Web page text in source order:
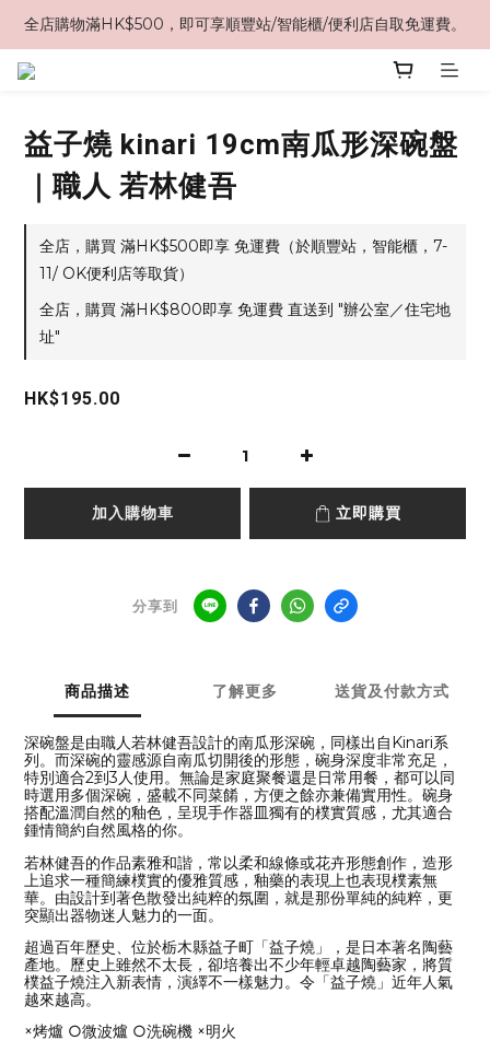
全店購物滿HK$500，即可享順豐站/智能櫃/便利店自取免運費。
益子燒 kinari 19cm南瓜形深碗盤
｜職人 若林健吾
全店，購買 滿HK$500即享 免運費（於順豐站，智能櫃，7-
11/ OK便利店等取貨）
全店，購買 滿HK$800即享 免運費 直送到 "辦公室／住宅地
址"
HK$195.00
加入購物車 立即購買
分享到
商品描述 了解更多 送貨及付款方式
深碗盤是由職人若林健吾設計的南瓜形深碗，同樣出自Kinari系
列。而深碗的靈感源自南瓜切開後的形態，碗身深度非常充足，
特別適合2到3人使用。無論是家庭聚餐還是日常用餐，都可以同
時選用多個深碗，盛載不同菜餚，方便之餘亦兼備實用性。碗身
搭配溫潤自然的釉色，呈現手作器皿獨有的樸實質感，尤其適合
鍾情簡約自然風格的你。
若林健吾的作品素雅和諧，常以柔和線條或花卉形態創作，造形
上追求一種簡練樸實的優雅質感，釉藥的表現上也表現樸素無
華。由設計到著色散發出純粹的氛圍，就是那份單純的純粹，更
突顯出器物迷人魅力的一面。
超過百年歷史、位於栃木縣益子町「益子燒」，是日本著名陶藝
產地。歷史上雖然不太長，卻培養出不少年輕卓越陶藝家，將質
樸益子燒注入新表情，演繹不一樣魅力。令「益子燒」近年人氣
越來越高。
×烤爐 ○微波爐 ○洗碗機 ×明火